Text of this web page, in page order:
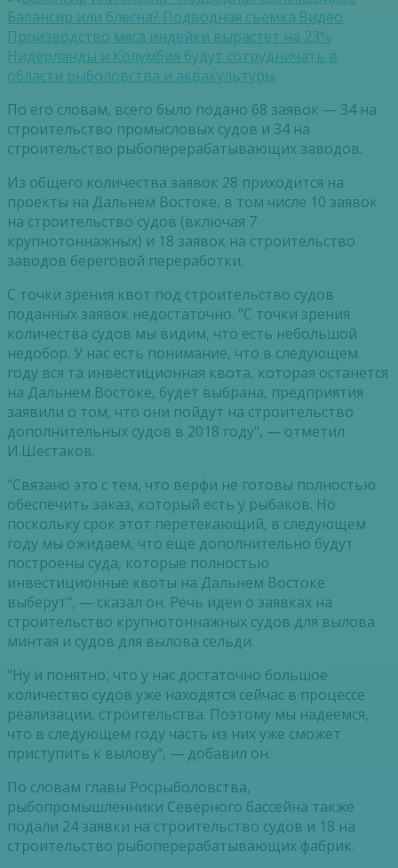
Балансир или блесна? Подводная съемка.Видео
Производство мяса индейки вырастет на 23%
Нидерланды и Колумбия будут сотрудничать в
области рыболовства и аквакультуры
По его словам, всего было подано 68 заявок — 34 на
строительство промысловых судов и 34 на
строительство рыбоперерабатывающих заводов.
Из общего количества заявок 28 приходится на
проекты на Дальнем Востоке, в том числе 10 заявок
на строительство судов (включая 7
крупнотоннажных) и 18 заявок на строительство
заводов береговой переработки.
С точки зрения квот под строительство судов
поданных заявок недостаточно. "С точки зрения
количества судов мы видим, что есть небольшой
недобор. У нас есть понимание, что в следующем
году вся та инвестиционная квота, которая останется
на Дальнем Востоке, будет выбрана, предприятия
заявили о том, что они пойдут на строительство
дополнительных судов в 2018 году", — отметил
И.Шестаков.
"Связано это с тем, что верфи не готовы полностью
обеспечить заказ, который есть у рыбаков. Но
поскольку срок этот перетекающий, в следующем
году мы ожидаем, что еще дополнительно будут
построены суда, которые полностью
инвестиционные квоты на Дальнем Востоке
выберут", — сказал он. Речь идеи о заявках на
строительство крупнотоннажных судов для вылова
минтая и судов для вылова сельди.
"Ну и понятно, что у нас достаточно большое
количество судов уже находятся сейчас в процессе
реализации, строительства. Поэтому мы надеемся,
что в следующем году часть из них уже сможет
приступить к вылову", — добавил он.
По словам главы Росрыболовства,
рыбопромышленники Северного бассейна также
подали 24 заявки на строительство судов и 18 на
строительство рыбоперерабатывающих фабрик.